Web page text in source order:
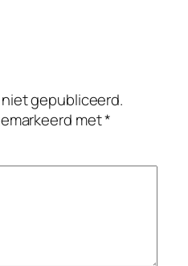
gepubliceerd.
met*